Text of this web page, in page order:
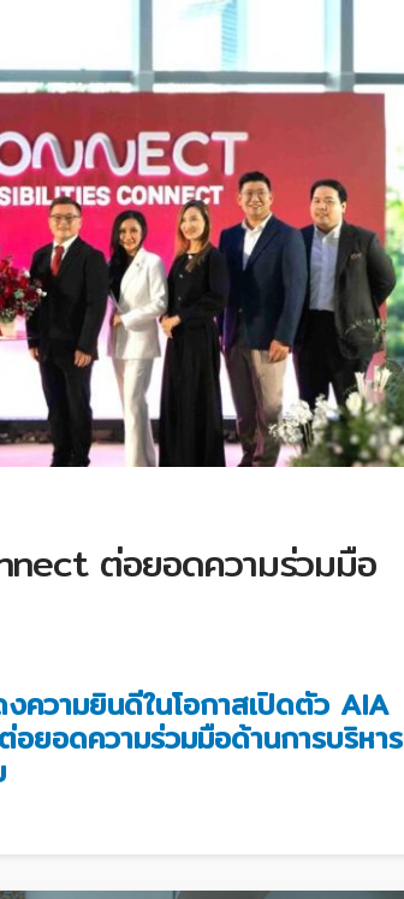
ต่อยอดความร่วมมือ
ความยินดีในโอกาสเปิดตัว AIA
ยอดความร่วมมือด้านการบริหาร